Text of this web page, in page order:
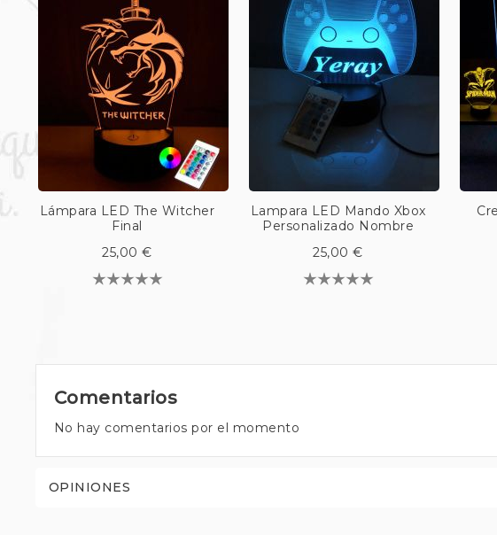
Lámpara LED The Witcher
Final
25,00 €
Lampara LED Mando Xbox
Personalizado Nombre
25,00 €
Comentarios
No hay comentarios por el momento
OPINIONES